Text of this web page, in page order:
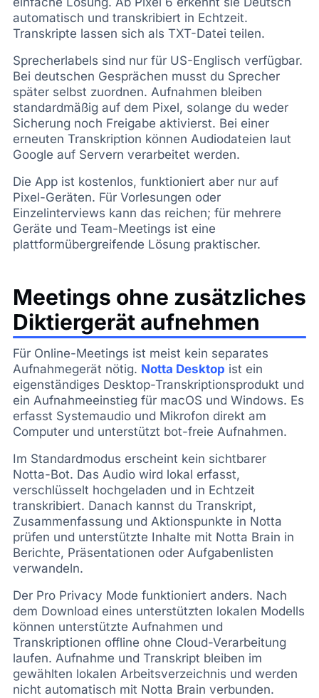
automatisch und transkribiert in Echtzeit.
Transkripte lassen sich als TXT-Datei teilen.
Sprecherlabels sind nur für US-Englisch verfügbar.
Bei deutschen Gesprächen musst du Sprecher
später selbst zuordnen. Aufnahmen bleiben
standardmäßig auf dem Pixel, solange du weder
Sicherung noch Freigabe aktivierst. Bei einer
erneuten Transkription können Audiodateien laut
Google auf Servern verarbeitet werden.
Die App ist kostenlos, funktioniert aber nur auf
Pixel-Geräten. Für Vorlesungen oder
Einzelinterviews kann das reichen; für mehrere
Geräte und Team-Meetings ist eine
plattformübergreifende Lösung praktischer.
Meetings ohne zusätzliches
Diktiergerät aufnehmen
Für Online-Meetings ist meist kein separates
Aufnahmegerät nötig. Notta Desktop ist ein
eigenständiges Desktop-Transkriptionsprodukt und
ein Aufnahmeeinstieg für macOS und Windows. Es
erfasst Systemaudio und Mikrofon direkt am
Computer und unterstützt bot-freie Aufnahmen.
Im Standardmodus erscheint kein sichtbarer
Notta-Bot. Das Audio wird lokal erfasst,
verschlüsselt hochgeladen und in Echtzeit
transkribiert. Danach kannst du Transkript,
Zusammenfassung und Aktionspunkte in Notta
prüfen und unterstützte Inhalte mit Notta Brain in
Berichte, Präsentationen oder Aufgabenlisten
verwandeln.
Der Pro Privacy Mode funktioniert anders. Nach
dem Download eines unterstützten lokalen Modells
können unterstützte Aufnahmen und
Transkriptionen offline ohne Cloud-Verarbeitung
laufen. Aufnahme und Transkript bleiben im
gewählten lokalen Arbeitsverzeichnis und werden
nicht automatisch mit Notta Brain verbunden.